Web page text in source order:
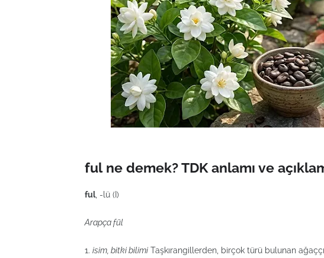
ful ne demek? TDK anlamı ve
ful, -lü (I)
Arapça fūl
1. isim, bitki bilimi Taşkırangillerden, birçok türü bulunan